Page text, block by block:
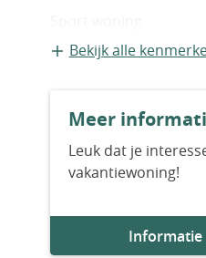
Appartement
Bestaande bouw
Bouwjaar
Aantal slaapkamers
Bekijk alle
Meer
Leuk dat je
vakantiewoning!
Informatie